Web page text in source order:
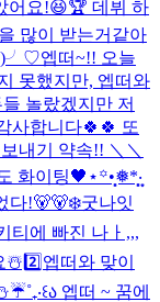
어요!😆🏆 데뷔 하
많이 받는거같아
엡떠~!! 오늘
못했지만, 엡떠와
놀랐겠지만 저
사합니다🍀🍀 또
내기 약속!! ＼＼
화이팅🖤 ⋆꙳•̩̩͙❅*̩̩͙‧͙
다!🐻🐻‍❄️굿나잇
티에 빠진 나ㅏ,,,
☃️2️⃣ 엡떠와 맞이
˚₊‧꒰ა 엡떠 ~ 꿈에